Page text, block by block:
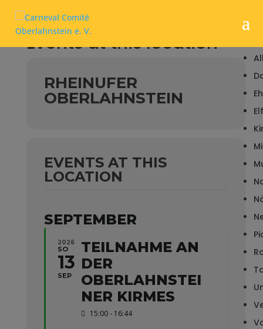
Events at this location
RHEINUFER
OBERLAHNSTEIN
EVENTS AT THIS
LOCATION
SEPTEMBER
2026
SO
13
SEP
TEILNAHME AN
DER
OBERLAHNSTEI
NER KIRMES
15:00 - 16:44